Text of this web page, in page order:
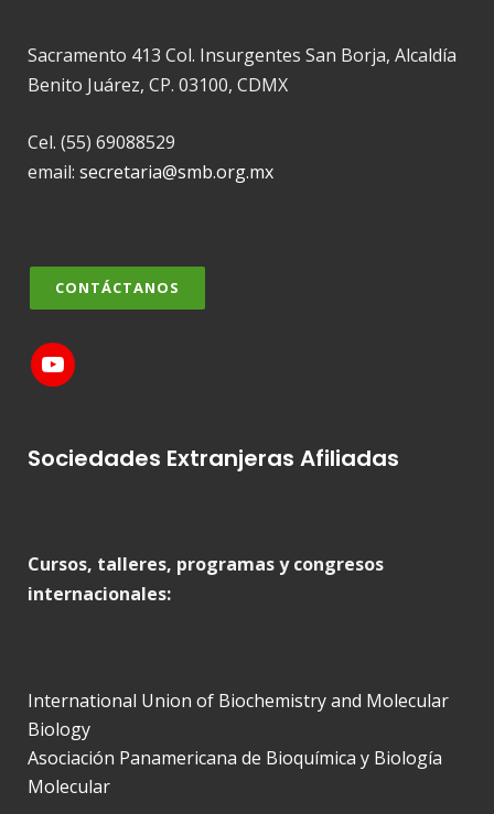
Sacramento 413 Col. Insurgentes San Borja, Alcaldía
Benito Juárez, CP. 03100, CDMX
Cel. (55) 69088529
email: secretaria@smb.org.mx
CONTÁCTANOS
Sociedades Extranjeras Afiliadas
Cursos, talleres, programas y congresos
internacionales:
International Union of Biochemistry and Molecular
Biology
Asociación Panamericana de Bioquímica y Biología
Molecular